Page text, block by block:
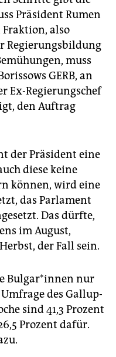
Präsident Rumen
Fraktion, also
Regierungsbildung
muss
GERB, an
Ex-Regierungschef
den Auftrag
der Präsident eine
diese keine
können, wird eine
das Parlament
Das dürfte,
im August,
der Fall sein.
Bul­gar*in­nen nur
des Gallup-
sind 41,3 Prozent
Prozent dafür.